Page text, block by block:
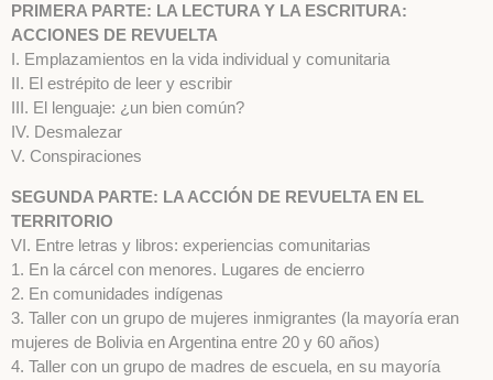
PRIMERA PARTE: LA LECTURA Y LA ESCRITURA:
ACCIONES DE REVUELTA
I. Emplazamientos en la vida individual y comunitaria
II. El estrépito de leer y escribir
III. El lenguaje: ¿un bien común?
IV. Desmalezar
V. Conspiraciones
SEGUNDA PARTE: LA ACCIÓN DE REVUELTA EN EL
TERRITORIO
VI. Entre letras y libros: experiencias comunitarias
1. En la cárcel con menores. Lugares de encierro
2. En comunidades indígenas
3. Taller con un grupo de mujeres inmigrantes (la mayoría eran
mujeres de Bolivia en Argentina entre 20 y 60 años)
4. Taller con un grupo de madres de escuela, en su mayoría